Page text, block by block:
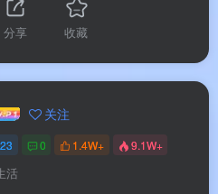
年人模式、AI反网暴、长辈
户
分享 收藏
关注
23 0 1.4W+ 9.1W+
活